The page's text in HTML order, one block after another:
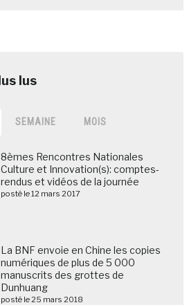
SEMAINE MOIS
8èmes Rencontres Nationales
Culture et Innovation(s): comptes-
rendus et vidéos de la journée
posté le 12 mars 2017
La BNF envoie en Chine les copies
numériques de plus de 5 000
manuscrits des grottes de
Dunhuang
posté le 25 mars 2018